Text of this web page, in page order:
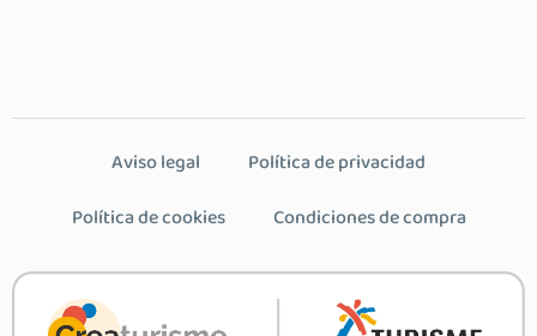
Aviso legal
Política de privacidad
Política de cookies
Condiciones de compra